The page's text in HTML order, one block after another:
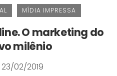
MÍDIA IMPRESSA
O marketing do
milênio
23/02/2019